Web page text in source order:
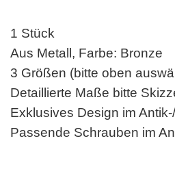
1 Stück
Aus Metall, Farbe: Bronze
3 Größen (bitte oben
Detaillierte Maße bitte
Exklusives Design im
Passende Schrauben im